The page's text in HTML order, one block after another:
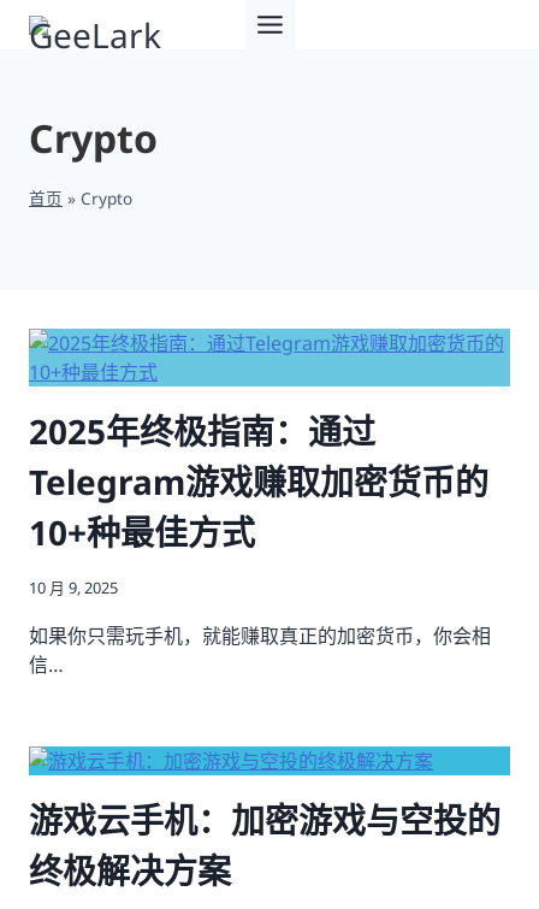
Crypto
首页 » Crypto
2025年终极指南：通过
Telegram游戏赚取加密货币的
10+种最佳方式
10 月 9, 2025
如果你只需玩手机，就能赚取真正的加密货币，你会相
信…
游戏云手机：加密游戏与空投的
终极解决方案